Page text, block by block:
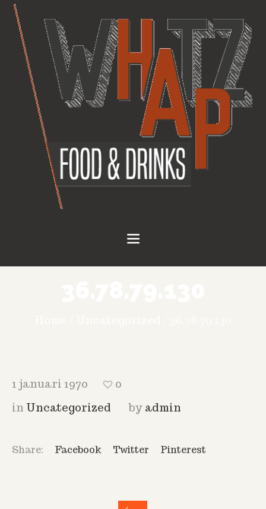
1 januari 1970
0
in Uncategorized by admin
Share: Facebook Twitter Pinterest